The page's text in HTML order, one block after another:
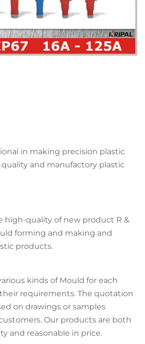
in making precision plastic
and manufactory plastic
high-quality of new product R &
forming and making and
products.
kinds of Mould for each
requirements. The quotation
on drawings or samples
Our products are both
and reasonable in price.